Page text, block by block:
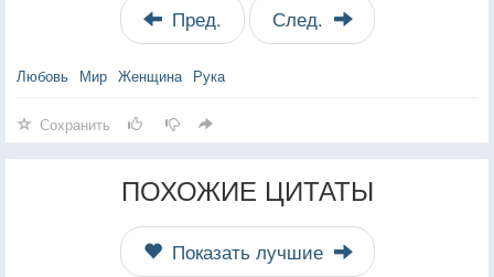
Пред. След.
Любовь Мир Женщина Рука
Сохранить
ПОХОЖИЕ ЦИТАТЫ
Показать лучшие